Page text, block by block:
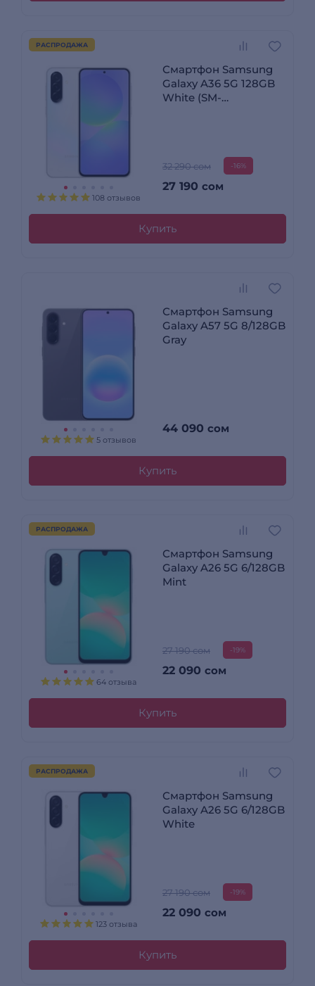
РАСПРОДАЖА
108 отзывов
Смартфон Samsung
Galaxy A36 5G 128GB
White (SM-
32 290 сом -16%
27 190 сом
Купить
5 отзывов
Смартфон Samsung
Galaxy A57 5G 8/128GB
Gray
44 090 сом
Купить
РАСПРОДАЖА
64 отзыва
Смартфон Samsung
Galaxy A26 5G 6/128GB
Mint
27 190 сом -19%
22 090 сом
Купить
РАСПРОДАЖА
123 отзыва
Смартфон Samsung
Galaxy A26 5G 6/128GB
White
27 190 сом -19%
22 090 сом
Купить